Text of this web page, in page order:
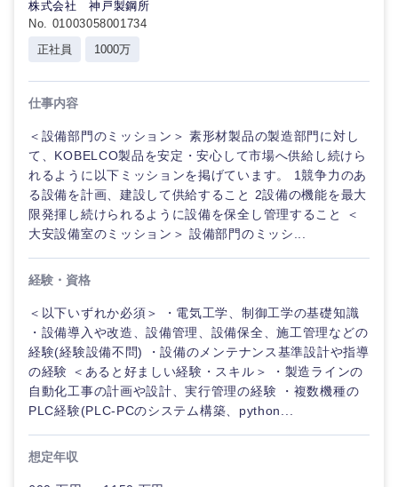
株式会社 神戸製鋼所
No. 01003058001734
正社員
1000万
仕事内容
＜設備部門のミッション＞ 素形材製品の製造部門に対し
て、KOBELCO製品を安定・安心して市場へ供給し続けら
れるように以下ミッションを掲げています。 1競争力のあ
る設備を計画、建設して供給すること 2設備の機能を最大
限発揮し続けられるように設備を保全し管理すること ＜
大安設備室のミッション＞ 設備部門のミッシ...
経験・資格
＜以下いずれか必須＞ ・電気工学、制御工学の基礎知識
・設備導入や改造、設備管理、設備保全、施工管理などの
経験(経験設備不問) ・設備のメンテナンス基準設計や指導
の経験 ＜あると好ましい経験・スキル＞ ・製造ラインの
自動化工事の計画や設計、実行管理の経験 ・複数機種の
PLC経験(PLC-PCのシステム構築、python...
想定年収